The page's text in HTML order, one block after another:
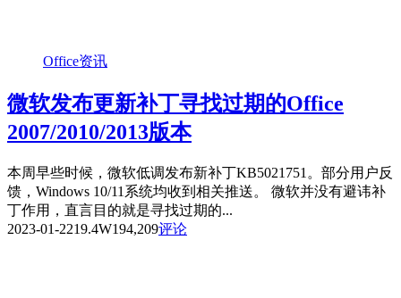
Office资讯
微软发布更新补丁寻找过期的Office
2007/2010/2013版本
本周早些时候，微软低调发布新补丁KB5021751。部分用户反
馈，Windows 10/11系统均收到相关推送。 微软并没有避讳补
丁作用，直言目的就是寻找过期的...
2023-01-2219.4W194,209评论